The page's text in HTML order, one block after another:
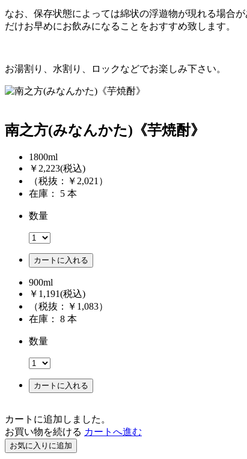
なお、保存状態によっては綿状の浮遊物が現れる場合
だけお早めにお飲みになることをおすすめ致します。
お湯割り、水割り、ロックなどでお楽しみ下さい。
南之方(みなんかた)《芋焼酎》
1800ml
￥2,223(税込)
（税抜：￥2,021）
在庫： 5 本
数量
カートに入れる
900ml
￥1,191(税込)
（税抜：￥1,083）
在庫： 8 本
数量
カートに入れる
カートに追加しました。
お買い物を続ける カートへ進む
お気に入りに追加